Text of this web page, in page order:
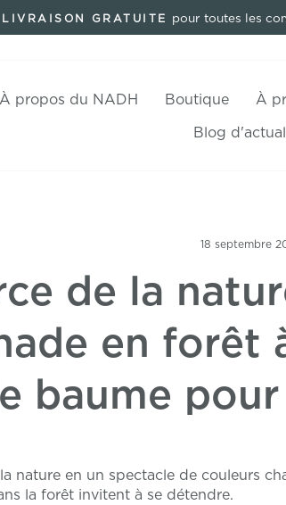
LIVRAISON GRATUITE pour toutes les
À propos du NADH Boutique À
Blog
18 septembre
de la
en forêt
baume
nature en un spectacle de couleurs
la forêt invitent à se détendre.